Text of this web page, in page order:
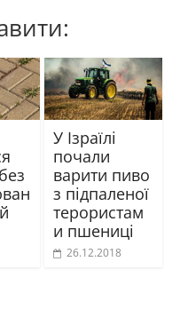
У Ізраїлі
почали
варити пиво
з підпаленої
терористам
и пшениці
26.12.2018